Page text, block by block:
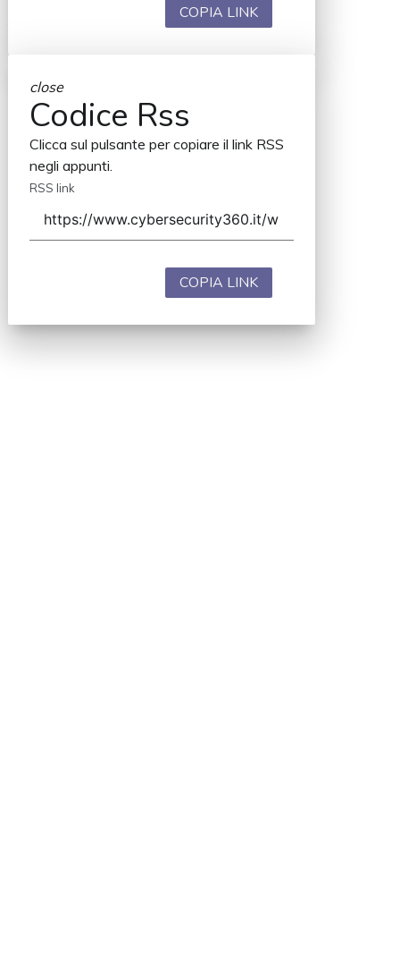
COPIA LINK
close
Codice Rss
Clicca sul pulsante per copiare il link RSS
negli appunti.
RSS link
COPIA LINK